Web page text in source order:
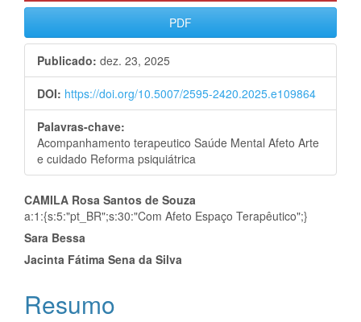
PDF
Publicado: dez. 23, 2025
DOI: https://doi.org/10.5007/2595-2420.2025.e109864
Palavras-chave:
Acompanhamento terapeutico Saúde Mental Afeto Arte
e cuidado Reforma psiquiátrica
Conteúdo
do
artigo
principal
CAMILA Rosa Santos de Souza
a:1:{s:5:"pt_BR";s:30:"Com Afeto Espaço Terapêutico";}
Sara Bessa
Jacinta Fátima Sena da Silva
Resumo